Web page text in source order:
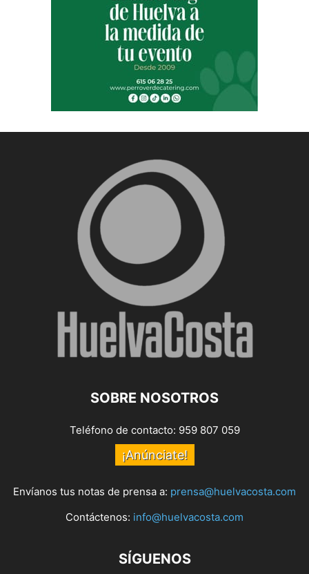
SOBRE NOSOTROS
Teléfono de contacto: 959 807 059
¡Anúnciate!
Envíanos tus notas de prensa a: prensa@huelvacosta.com
Contáctenos: info@huelvacosta.com
SÍGUENOS